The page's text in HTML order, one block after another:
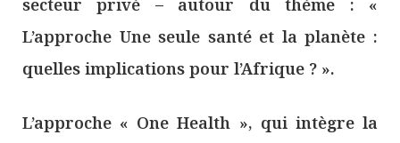
secteur privé – autour du thème : «
L’approche Une seule santé et la planète :
quelles implications pour l’Afrique ? ».
L’approche « One Health », qui intègre la